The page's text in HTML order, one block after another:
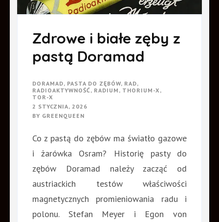
Zdrowe i białe zęby z
pastą Doramad
DORAMAD, PASTA DO ZĘBÓW, RAD,
RADIOAKTYWNOŚĆ , RADIUM , THORIUM-X ,
TOR-X
2 STYCZNIA, 2026
BY GREENQUEEN
Co z pastą do zębów ma światło gazowe
i żarówka Osram? Historię pasty do
zębów Doramad należy zacząć od
austriackich testów właściwości
magnetycznych promieniowania radu i
polonu. Stefan Meyer i Egon von